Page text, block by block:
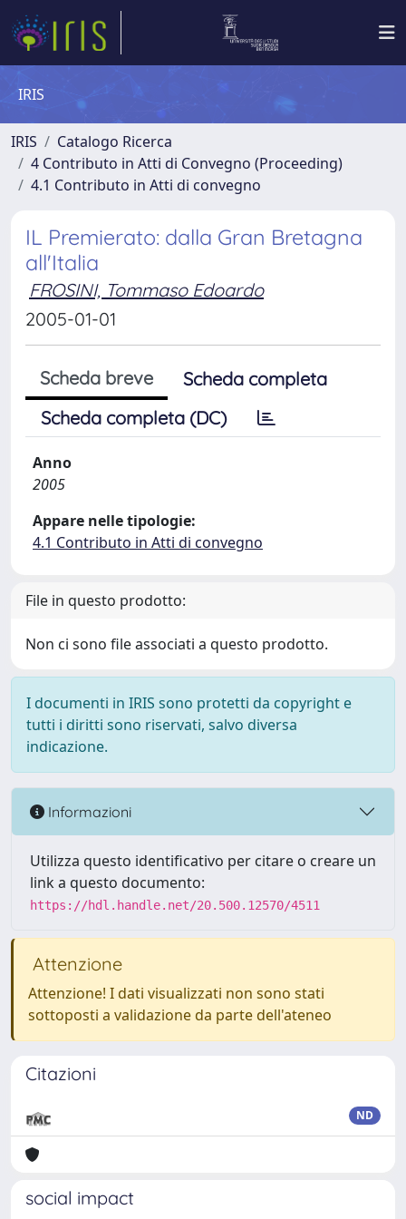
IRIS
IRIS
Catalogo Ricerca
4 Contributo in Atti di Convegno (Proceeding)
4.1 Contributo in Atti di convegno
IL Premierato: dalla Gran Bretagna
all'Italia
FROSINI, Tommaso Edoardo
2005-01-01
Scheda breve
Scheda completa
Scheda completa (DC)
Anno
2005
Appare nelle tipologie:
4.1 Contributo in Atti di convegno
File in questo prodotto:
Non ci sono file associati a questo prodotto.
I documenti in IRIS sono protetti da copyright e
tutti i diritti sono riservati, salvo diversa
indicazione.
Informazioni
Utilizza questo identificativo per citare o creare un
link a questo documento:
https://hdl.handle.net/20.500.12570/4511
Attenzione
Attenzione! I dati visualizzati non sono stati
sottoposti a validazione da parte dell'ateneo
Citazioni
ND
social impact